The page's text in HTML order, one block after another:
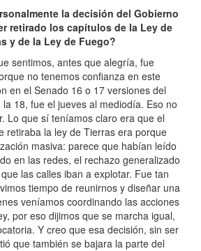
la decisión del Gobierno
retirado los capítulos de la Ley de
y de la Ley de Fuego?
sentimos, antes que alegría, fue
no tenemos confianza en este
en el Senado 16 o 17 versiones del
18, fue el jueves al mediodía. Eso no
Lo que sí teníamos claro era que el
retiraba la ley de Tierras era porque
masiva: parece que habían leído
en las redes, el rechazo generalizado
las calles iban a explotar. Fue tan
tiempo de reunirnos y diseñar una
veníamos coordinando las acciones
por eso dijimos que se marcha igual,
Y creo que esa decisión, sin ser
que también se bajara la parte del